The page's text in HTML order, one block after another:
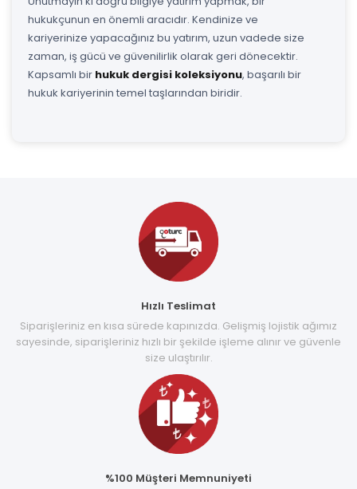
hukukçunun en önemli aracıdır. Kendinize ve
kariyerinize yapacağınız bu yatırım, uzun vadede size
zaman, iş gücü ve güvenilirlik olarak geri dönecektir.
Kapsamlı bir hukuk dergisi koleksiyonu, başarılı bir
hukuk kariyerinin temel taşlarından biridir.
Hızlı Teslimat
Siparişleriniz en kısa sürede kapınızda. Gelişmiş lojistik ağımız
sayesinde, siparişleriniz hızlı bir şekilde işleme alınır ve güvenle
size ulaştırılır.
%100 Müşteri Memnuniyeti